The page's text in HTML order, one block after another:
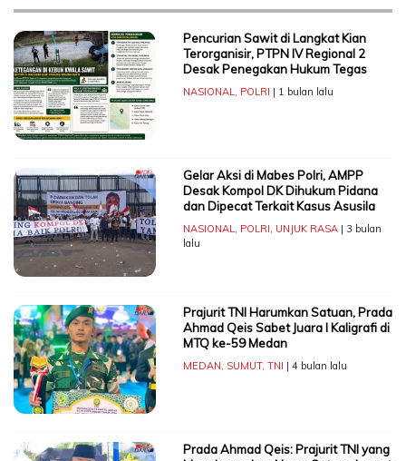
Pencurian Sawit di Langkat Kian
Terorganisir, PTPN IV Regional 2
Desak Penegakan Hukum Tegas
NASIONAL, POLRI | 1 bulan lalu
Gelar Aksi di Mabes Polri, AMPP
Desak Kompol DK Dihukum Pidana
dan Dipecat Terkait Kasus Asusila
NASIONAL, POLRI, UNJUK RASA| 3 bulan
lalu
Prajurit TNI Harumkan Satuan, Prada
Ahmad Qeis Sabet Juara I Kaligrafi di
MTQ ke-59 Medan
MEDAN, SUMUT, TNI | 4 bulan lalu
Prada Ahmad Qeis: Prajurit TNI yang